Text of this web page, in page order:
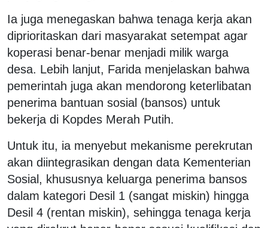
Ia juga menegaskan bahwa tenaga kerja akan
diprioritaskan dari masyarakat setempat agar
koperasi benar-benar menjadi milik warga
desa. Lebih lanjut, Farida menjelaskan bahwa
pemerintah juga akan mendorong keterlibatan
penerima bantuan sosial (bansos) untuk
bekerja di Kopdes Merah Putih.
Untuk itu, ia menyebut mekanisme perekrutan
akan diintegrasikan dengan data Kementerian
Sosial, khususnya keluarga penerima bansos
dalam kategori Desil 1 (sangat miskin) hingga
Desil 4 (rentan miskin), sehingga tenaga kerja